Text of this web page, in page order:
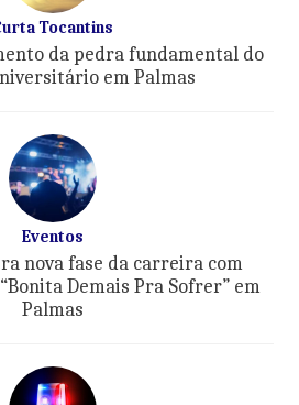
Tocantins
da pedra fundamental do
em Palmas
Eventos
nova fase da carreira com
Demais Pra Sofrer” em
Palmas